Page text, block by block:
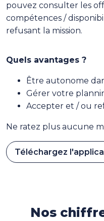
pouvez consulter les
compétences /
refusant la mission.
Quels avantages ?
Être autonome
Gérer votre
Accepter et / ou
Ne ratez plus aucune
Téléchargez
Nos